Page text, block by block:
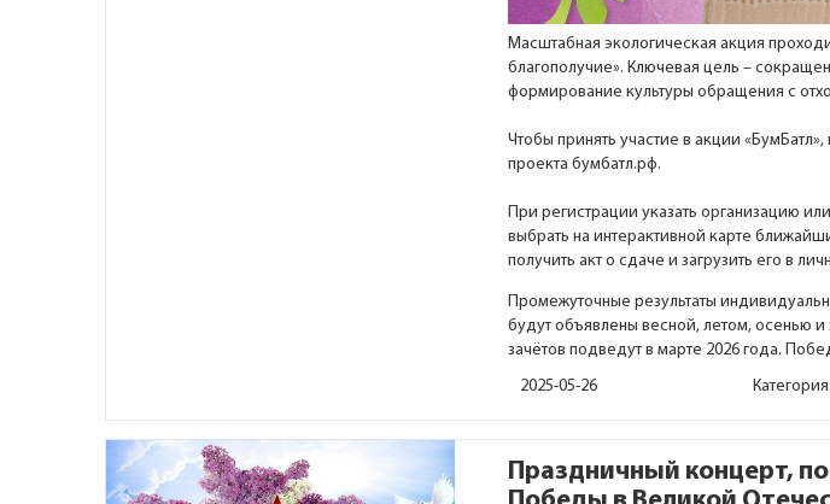
Масштабная экологическая акция
благополучие». Ключевая цель –
формирование культуры обращения с
Чтобы принять участие в акции
проекта бумбатл.рф.
При регистрации указать организацию
выбрать на интерактивной карте
получить акт о сдаче и загрузить его в
Промежуточные результаты
будут объявлены весной, летом, осенью
зачётов подведут в марте 2026 года.
2025-05-26
Праздничный концерт,